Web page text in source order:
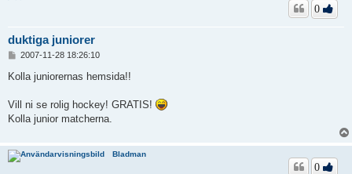
duktiga juniorer
0
l
2007-11-28 18:26:10
Kolla juniorernas hemsida!!
Vill ni se rolig hockey! GRATIS!
Kolla junior matcherna.
Bladman
0